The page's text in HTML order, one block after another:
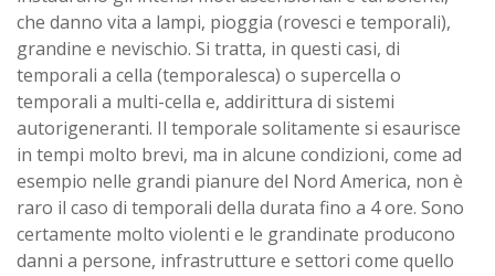
che danno vita a lampi, pioggia (rovesci e temporali),
grandine e nevischio. Si tratta, in questi casi, di
temporali a cella (temporalesca) o supercella o
temporali a multi-cella e, addirittura di sistemi
autorigeneranti. Il temporale solitamente si esaurisce
in tempi molto brevi, ma in alcune condizioni, come ad
esempio nelle grandi pianure del Nord America, non è
raro il caso di temporali della durata fino a 4 ore. Sono
certamente molto violenti e le grandinate producono
danni a persone, infrastrutture e settori come quello